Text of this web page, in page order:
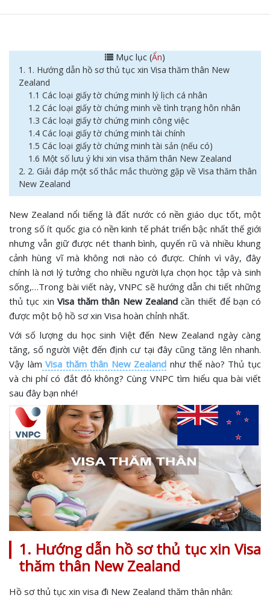
Mục lục (Ẩn)
1. 1. Hướng dẫn hồ sơ thủ tục xin Visa thăm thân New
Zealand
1.1 Các loại giấy tờ chứng minh lý lịch cá nhân
1.2 Các loại giấy tờ chứng minh về tình trạng hôn nhân
1.3 Các loại giấy tờ chứng minh công việc
1.4 Các loại giấy tờ chứng minh tài chính
1.5 Các loại giấy tờ chứng minh tài sản (nếu có)
1.6 Một số lưu ý khi xin visa thăm thân New Zealand
2. 2. Giải đáp một số thắc mắc thường gặp về Visa thăm thân
New Zealand
New Zealand nổi tiếng là đất nước có nền giáo dục tốt, một
trong số ít quốc gia có nền kinh tế phát triển bậc nhất thế giới
nhưng vẫn giữ được nét thanh bình, quyến rũ và nhiều khung
cảnh hùng vĩ mà không nơi nào có được. Chính vì vây, đây
chính là nơi lý tưởng cho nhiều người lựa chọn học tập và sinh
sống,…Trong bài viết này, VNPC sẽ hướng dẫn chi tiết những
thủ tục xin Visa thăm thân New Zealand cần thiết để bạn có
được một bộ hồ sơ xin Visa hoàn chỉnh nhất.
Với số lượng du học sinh Việt đến New Zealand ngày càng
tăng, số người Việt đến định cư tại đây cũng tăng lên nhanh.
Vậy làm Visa thăm thân New Zealand như thế nào? Thủ tục
và chi phí có đắt đỏ không? Cùng VNPC tìm hiểu qua bài viết
sau đây bạn nhé!
1. Hướng dẫn hồ sơ thủ tục xin Visa
thăm thân New Zealand
Hồ sơ thủ tục xin visa đi New Zealand thăm thân nhân: